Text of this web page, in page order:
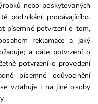
nebo poskytovaných
podnikání prodávajícího.
písemné potvrzení o tom,
reklamace a jaký
a dále potvrzení o
potvrzení o provedení
písemné odůvodnění
vztahuje i na jiné osoby